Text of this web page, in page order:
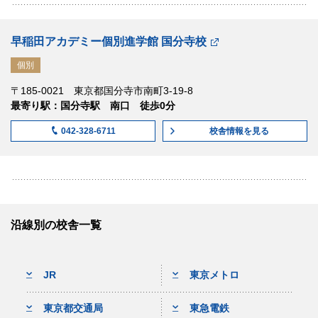
早稲田アカデミー個別進学館 国分寺校
個別
〒185-0021 東京都国分寺市南町3-19-8
最寄り駅：国分寺駅 南口 徒歩0分
042-328-6711 校舎情報を見る
沿線別の校舎一覧
JR 東京メトロ
東京都交通局 東急電鉄